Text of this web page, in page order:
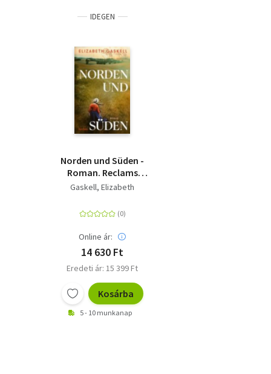
IDEGEN
Norden und Süden -
Roman. Reclams
Klassikerinnen - Ein
Liebe und
Gerechtigkeit
Gaskell, Elizabeth
Online ár:
14 630 Ft
Eredeti ár: 15 399 Ft
Kosárba
5 - 10 munkanap